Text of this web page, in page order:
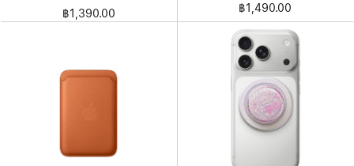
฿1,390.00
฿1,490.00